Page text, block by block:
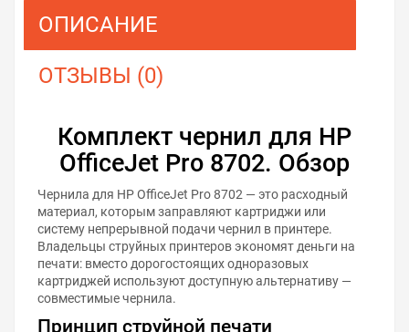
ОПИСАНИЕ
ОТЗЫВЫ (0)
Комплект чернил для HP
OfficeJet Pro 8702. Обзор
Чернила для HP OfficeJet Pro 8702 — это расходный
материал, которым заправляют картриджи или
систему непрерывной подачи чернил в принтере.
Владельцы струйных принтеров экономят деньги на
печати: вместо дорогостоящих одноразовых
картриджей используют доступную альтернативу —
совместимые чернила.
Принцип струйной печати